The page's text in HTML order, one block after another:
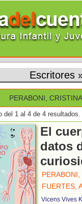
Escritores
PERABONI,
del 1 al 4 de 4 resultados.
El
datos
FUERTES,
Vicens Vives